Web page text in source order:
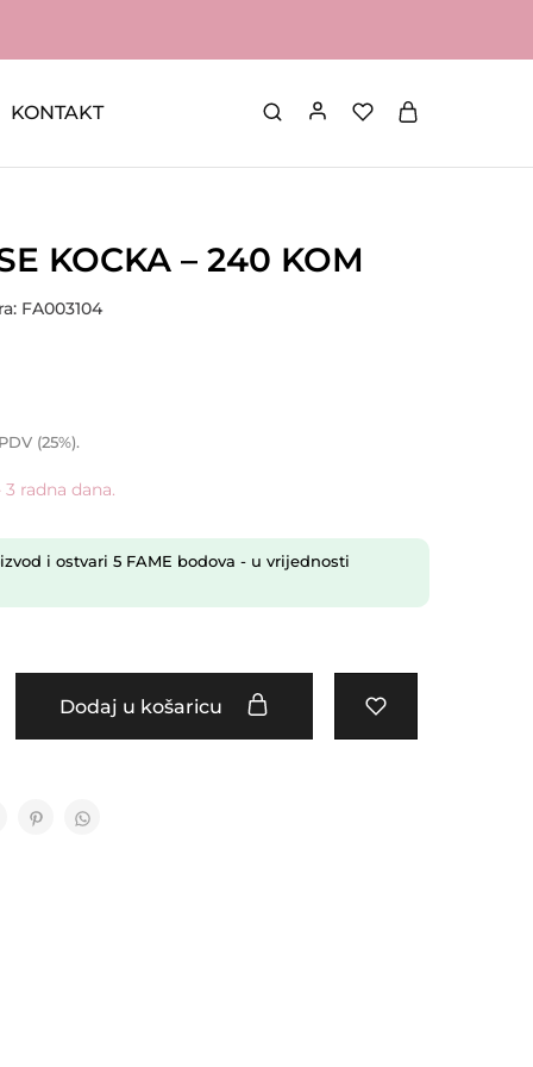
KONTAKT
KOCKA – 240 KOM
FA003104
(25%).
radna dana.
i ostvari 5FAME bodova - u vrijednosti
Dodaj u košaricu